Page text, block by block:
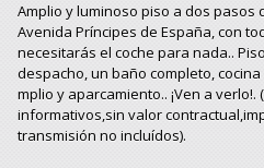
Amplio y luminoso piso a dos pasos
Avenida Príncipes de España, con
necesitarás el coche para nada..
despacho, un baño completo,
mplio y aparcamiento.. ¡Ven a
informativos,sin valor
transmisión no incluídos).